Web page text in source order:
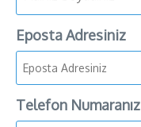
Eposta Adresiniz
Telefon Numaranız